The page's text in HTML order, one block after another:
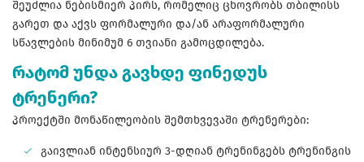
შეუძლია ნებისმიერ პირს, რომელიც ცხოვრობს თბილისს
გარეთ და აქვს ფორმალური და/ან არაფორმალური
სწავლების მინიმუმ 6 თვიანი გამოცდილება.
რატომ უნდა გავხდე ფინედუს
ტრენერი?
პროექტში მონაწილეობის შემთხვევაში ტრენერები:
გაივლიან ინტენსიურ 3-დღიან ტრენინგებს ტრენინგის